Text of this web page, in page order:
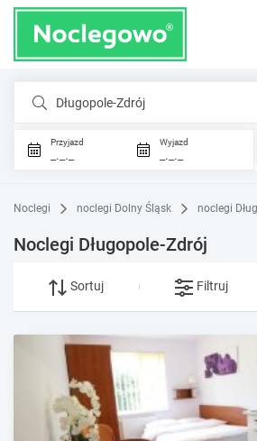
Długopole-Zdrój
Przyjazd
_._._
Wyjazd
_._._
Noclegi noclegi Dolny Śląsk noclegi
Noclegi Długopole-Zdrój
Sortuj Filtruj